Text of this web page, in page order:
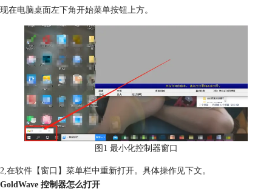
现在电脑桌面左下角开始菜单按钮上方。
图1 最小化控制器窗口
2,在软件【窗口】菜单栏中重新打开。具体操作见下文。
GoldWave 控制器怎么打开